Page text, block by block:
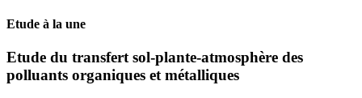
Etude à la une
Etude du transfert sol-plante-atmosphère des
polluants organiques et métalliques